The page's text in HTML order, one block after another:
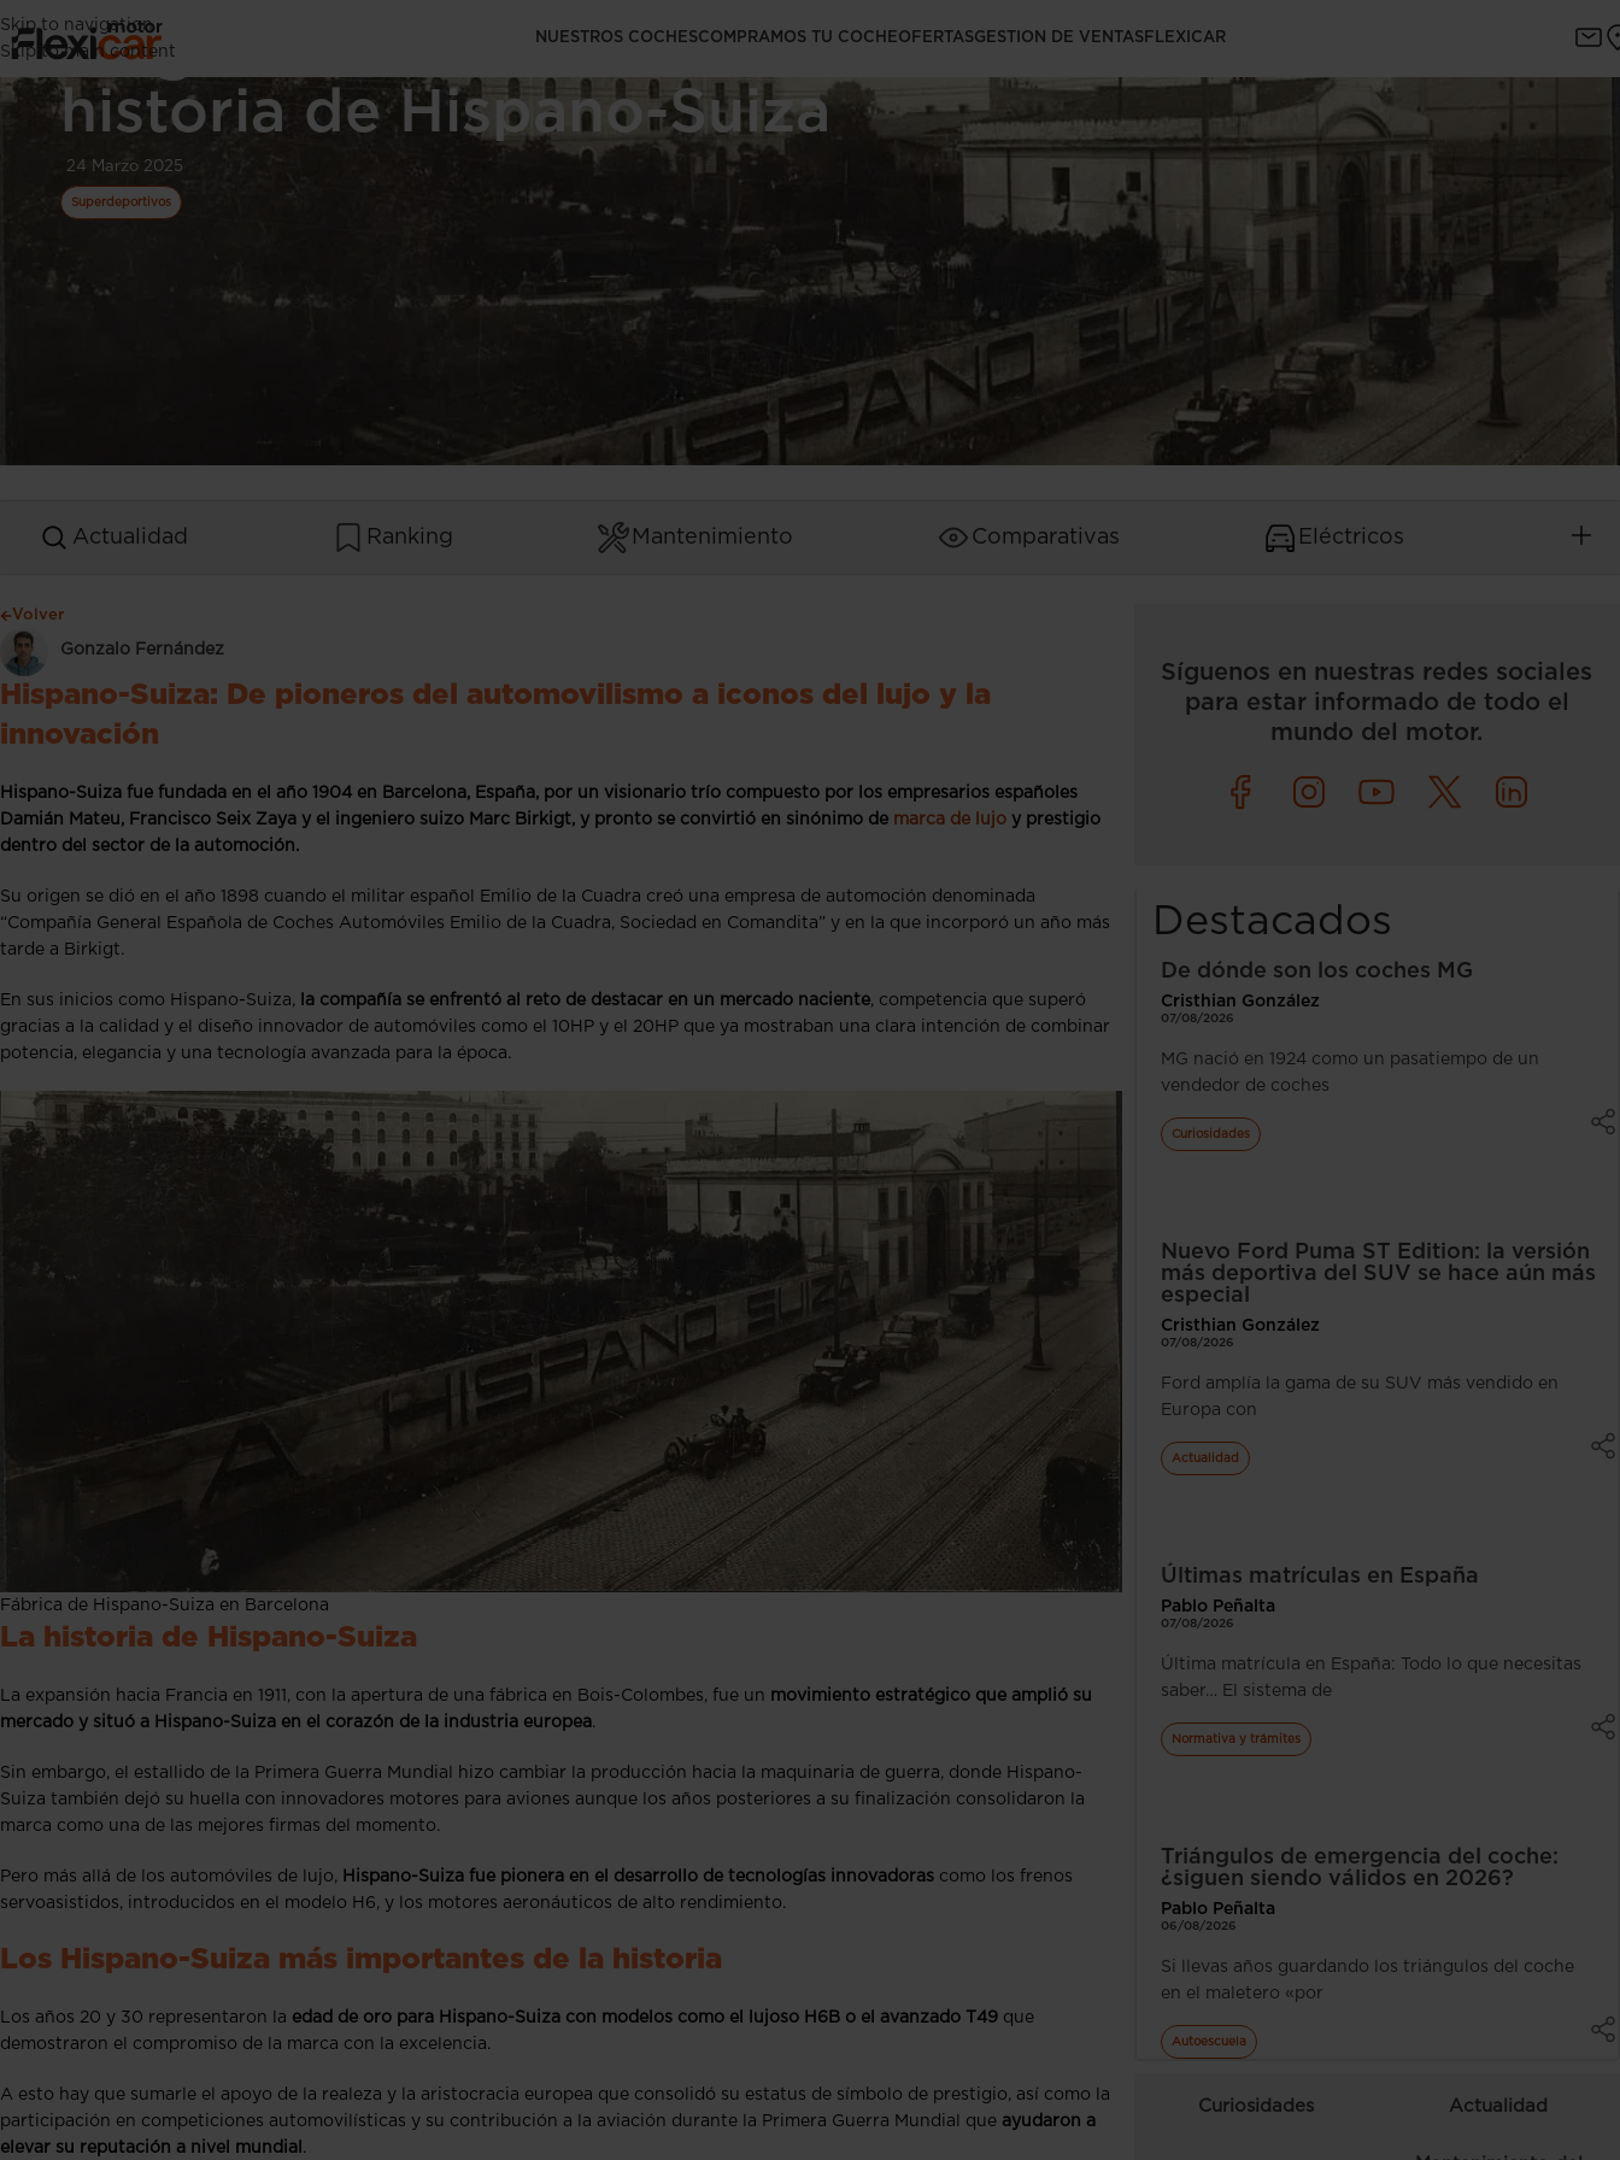
Skip to navigation
Skip to main content
NUESTROS COCHESCOMPRAMOS TU COCHEOFERTASGESTION DE VENTASFLEXICAR
Elegancia sobre ruedas: La
historia de Hispano-Suiza
24 Marzo 2025
Superdeportivos
Actualidad Ranking Mantenimiento Comparativas Eléctricos
Volver
Gonzalo Fernández
Hispano-Suiza: De pioneros del automovilismo a iconos del lujo y la
innovación
Hispano-Suiza fue fundada en el año 1904 en Barcelona, España, por un visionario trío compuesto por los empresarios españoles
Damián Mateu, Francisco Seix Zaya y el ingeniero suizo Marc Birkigt, y pronto se convirtió en sinónimo de marca de lujo y prestigio
dentro del sector de la automoción.
Su origen se dió en el año 1898 cuando el militar español Emilio de la Cuadra creó una empresa de automoción denominada
“Compañía General Española de Coches Automóviles Emilio de la Cuadra, Sociedad en Comandita” y en la que incorporó un año más
tarde a Birkigt.
En sus inicios como Hispano-Suiza, la compañía se enfrentó al reto de destacar en un mercado naciente, competencia que superó
gracias a la calidad y el diseño innovador de automóviles como el 10HP y el 20HP que ya mostraban una clara intención de combinar
potencia, elegancia y una tecnología avanzada para la época.
Fábrica de Hispano-Suiza en Barcelona
La historia de Hispano-Suiza
La expansión hacia Francia en 1911, con la apertura de una fábrica en Bois-Colombes, fue un movimiento estratégico que amplió su
mercado y situó a Hispano-Suiza en el corazón de la industria europea.
Sin embargo, el estallido de la Primera Guerra Mundial hizo cambiar la producción hacia la maquinaria de guerra, donde Hispano-
Suiza también dejó su huella con innovadores motores para aviones aunque los años posteriores a su finalización consolidaron la
marca como una de las mejores firmas del momento.
Pero más allá de los automóviles de lujo, Hispano-Suiza fue pionera en el desarrollo de tecnologías innovadoras como los frenos
servoasistidos, introducidos en el modelo H6, y los motores aeronáuticos de alto rendimiento.
Los Hispano-Suiza más importantes de la historia
Los años 20 y 30 representaron la edad de oro para Hispano-Suiza con modelos como el lujoso H6B o el avanzado T49 que
demostraron el compromiso de la marca con la excelencia.
A esto hay que sumarle el apoyo de la realeza y la aristocracia europea que consolidó su estatus de símbolo de prestigio, así como la
participación en competiciones automovilísticas y su contribución a la aviación durante la Primera Guerra Mundial que ayudaron a
elevar su reputación a nivel mundial .
Síguenos en nuestras redes sociales
para estar informado de todo el
mundo del motor.
Destacados
De dónde son los coches MG
Cristhian González
07/08/2026
MG nació en 1924 como un pasatiempo de un
vendedor de coches
Curiosidades
Nuevo Ford Puma ST Edition: la versión
más deportiva del SUV se hace aún más
especial
Cristhian González
07/08/2026
Ford amplía la gama de su SUV más vendido en
Europa con
Actualidad
Últimas matrículas en España
Pablo Peñalta
07/08/2026
Última matrícula en España: Todo lo que necesitas
saber… El sistema de
Normativa y trámites
Triángulos de emergencia del coche:
¿siguen siendo válidos en 2026?
Pablo Peñalta
06/08/2026
Si llevas años guardando los triángulos del coche
en el maletero «por
Autoescuela
Curiosidades Actualidad